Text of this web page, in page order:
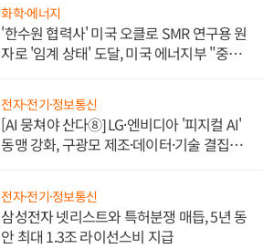
화학·에너지
'한수원 협력사' 미국 오클로 SMR 연구용 원
자로 '임계 상태' 도달, 미국 에너지부 "중요
전자·전기·정보통신
[AI 뭉쳐야 산다⑧] LG·엔비디아 '피지컬 AI'
동맹 강화, 구광모 제조·데이터·기술 결집
전자·전기·정보통신
삼성전자 넷리스트와 특허분쟁 매듭, 5년 동
안 최대 1.3조 라이선스비 지급